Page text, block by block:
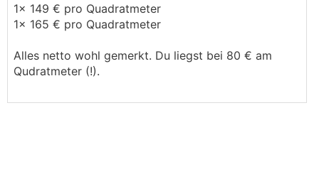
1x 149 € pro Quadratmeter
1x 165 € pro Quadratmeter
Alles netto wohl gemerkt. Du liegst bei 80 € am
Qudratmeter (!).